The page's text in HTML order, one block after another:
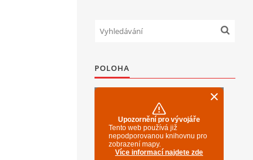
POLOHA